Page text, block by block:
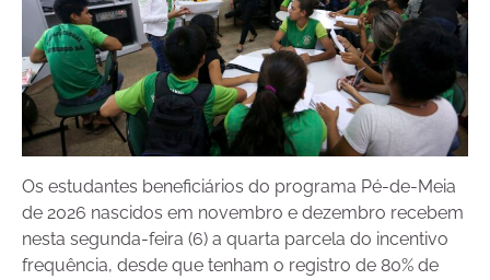
Os estudantes beneficiários do programa Pé-de-Meia
de 2026 nascidos em novembro e dezembro recebem
nesta segunda-feira (6) a quarta parcela do incentivo
frequência, desde que tenham o registro de 80% de